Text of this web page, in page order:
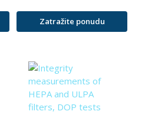
Zatražite ponudu